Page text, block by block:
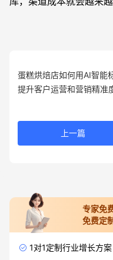
蛋糕烘焙店如何用AI智能
提升客户运营和营销精准
上一篇
专家免
免费定
1对1定制行业增长方案